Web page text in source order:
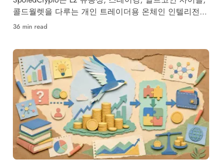
콜드월렛을 다루는 개인 트레이더용 온체인 인텔리전스
다.
36 min read